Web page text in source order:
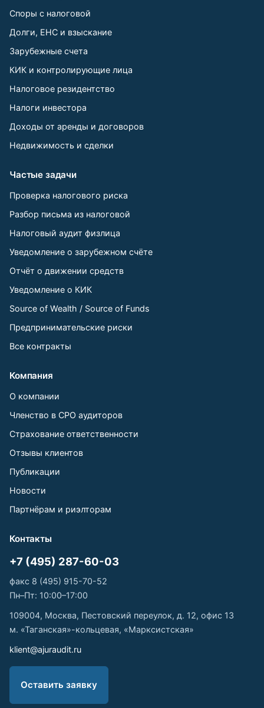
Споры с налоговой
Долги, ЕНС и взыскание
Зарубежные счета
КИК и контролирующие лица
Налоговое резидентство
Налоги инвестора
Доходы от аренды и договоров
Недвижимость и сделки
Частые задачи
Проверка налогового риска
Разбор письма из налоговой
Налоговый аудит физлица
Уведомление о зарубежном счёте
Отчёт о движении средств
Уведомление о КИК
Source of Wealth / Source of Funds
Предпринимательские риски
Все контракты
Компания
О компании
Членство в СРО аудиторов
Страхование ответственности
Отзывы клиентов
Публикации
Новости
Партнёрам и риэлторам
Контакты
+7 (495) 287-60-03
факс 8 (495) 915-70-52
Пн–Пт: 10:00–17:00
109004, Москва, Пестовский переулок, д. 12, офис 13
м. «Таганская»-кольцевая, «Марксистская»
klient@ajuraudit.ru
Оставить заявку